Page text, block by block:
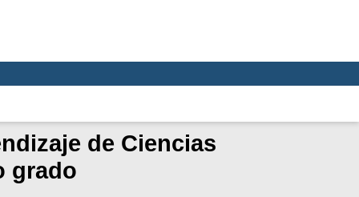
de Ciencias
grado